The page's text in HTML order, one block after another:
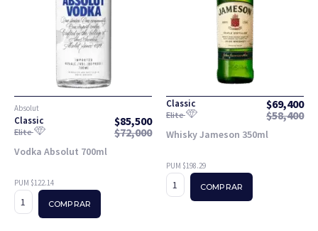
Absolut
Classic $85,500
Elite $72,000
Vodka Absolut 700ml
PUM $122.14
COMPRAR
Classic $69,400
Elite $58,400
Whisky Jameson 350ml
PUM $198.29
COMPRAR